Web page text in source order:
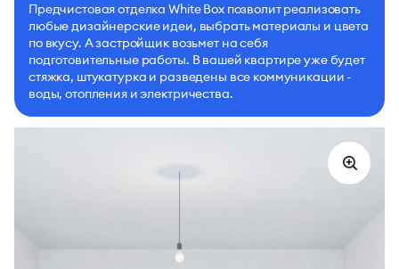
Предчистовая отделка White Box позволит реализовать
любые дизайнерские идеи, выбрать материалы и цвета
по вкусу. А застройщик возьмет на себя
подготовительные работы. В вашей квартире уже будет
стяжка, штукатурка и разведены все коммуникации -
воды, отопления и электричества.